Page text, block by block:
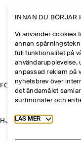
FÖRETAGET
HJÄLP
INNAN DU BÖRJAR
Vi använder cookies
annan
full funktionalitet på
användarupplevelse,
anpassad reklam på
nyhetsbrev över
det ändamålet
surfmönster och
Toggle more
LÄS MER